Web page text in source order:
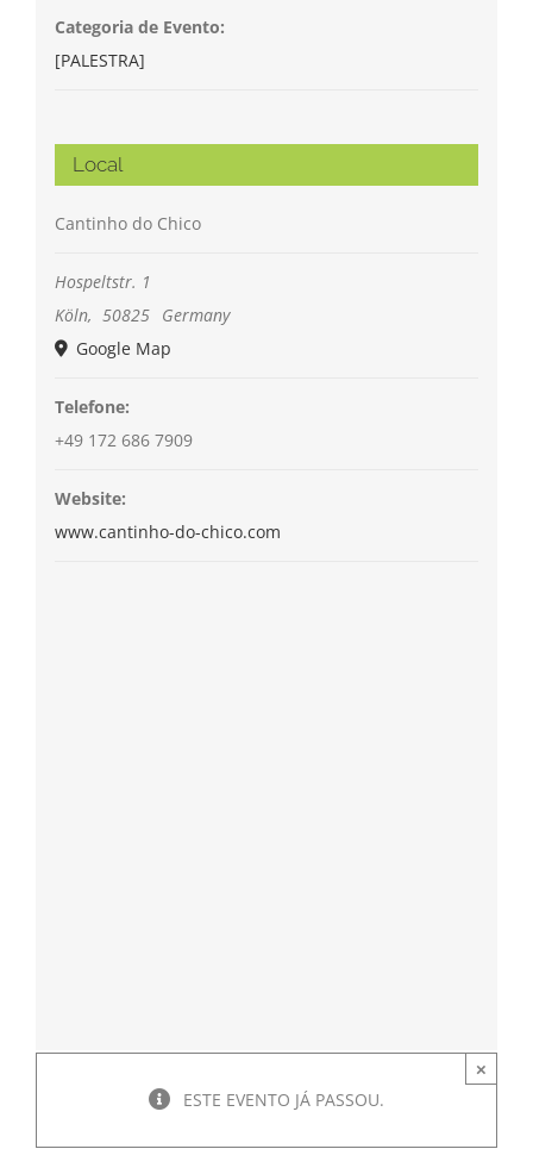
ESTE EVENTO JÁ PASSOU.
×
Categoria de Evento:
[PALESTRA]
Local
Cantinho do Chico
Hospeltstr. 1
Köln, 50825 Germany
Google Map
Telefone:
+49 172 686 7909
Website:
www.cantinho-do-chico.com